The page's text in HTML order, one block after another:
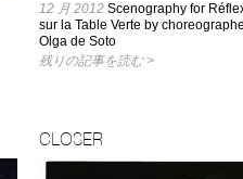
12 月 2012 Scenography for
sur la Table Verte by
Olga de Soto
残りの記事を読む >
CLOSER